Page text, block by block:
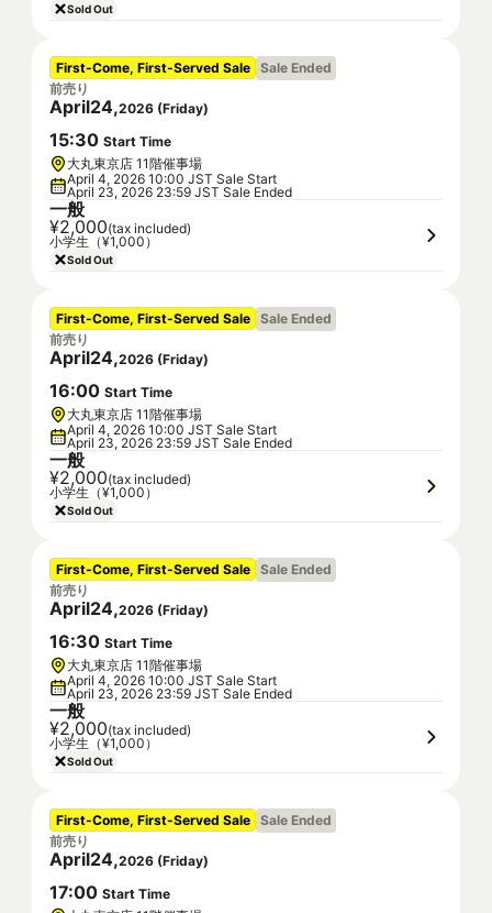
Sold Out
First-Come, First-Served Sale Sale Ended
前売り
April24,2026 (Friday)
15:30 Start Time
大丸東京店 11階催事場
April 4, 2026 10:00 JST Sale Start
April 23, 2026 23:59 JST Sale Ended
一般
¥2,000(tax included)
小学生（¥1,000）
Sold Out
First-Come, First-Served Sale Sale Ended
前売り
April24,2026 (Friday)
16:00 Start Time
大丸東京店 11階催事場
April 4, 2026 10:00 JST Sale Start
April 23, 2026 23:59 JST Sale Ended
一般
¥2,000(tax included)
小学生（¥1,000）
Sold Out
First-Come, First-Served Sale Sale Ended
前売り
April24,2026 (Friday)
16:30 Start Time
大丸東京店 11階催事場
April 4, 2026 10:00 JST Sale Start
April 23, 2026 23:59 JST Sale Ended
一般
¥2,000(tax included)
小学生（¥1,000）
Sold Out
First-Come, First-Served Sale Sale Ended
前売り
April24,2026 (Friday)
17:00 Start Time